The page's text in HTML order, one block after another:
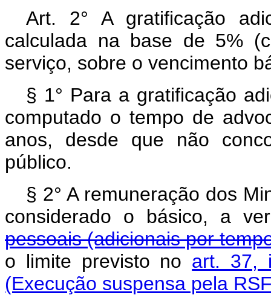
Art. 2° A gratificação
calculada na base de 5%
serviço, sobre o vencimento
§ 1° Para a gratificação
computado o tempo de
anos, desde que não
público.
§ 2° A remuneração dos
considerado o básico, a
pessoais (adicionais por
o limite previsto no art. 37,
(Execução suspensa pela